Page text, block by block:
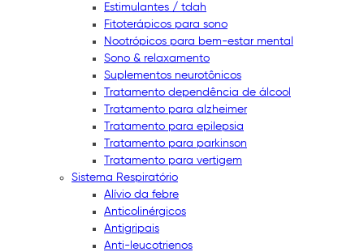
Estimulantes / tdah
Fitoterápicos para sono
Nootrópicos para bem-estar mental
Sono & relaxamento
Suplementos neurotônicos
Tratamento dependência de álcool
Tratamento para alzheimer
Tratamento para epilepsia
Tratamento para parkinson
Tratamento para vertigem
Sistema Respiratório
Alívio da febre
Anticolinérgicos
Antigripais
Anti-leucotrienos